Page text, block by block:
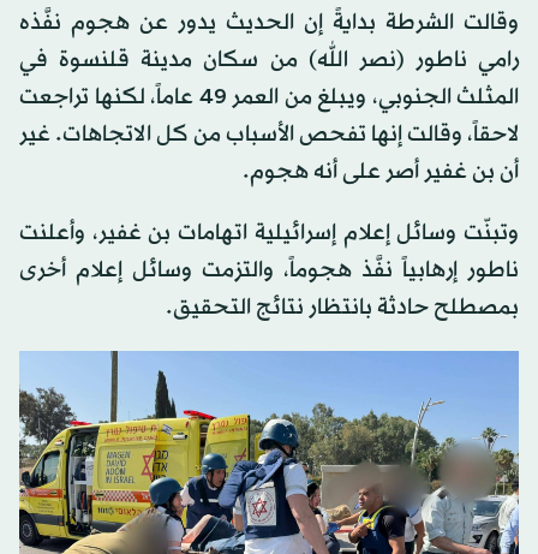
وقالت الشرطة بدايةً إن الحديث يدور عن هجوم نفَّذه
رامي ناطور (نصر الله) من سكان مدينة قلنسوة في
المثلث الجنوبي، ويبلغ من العمر 49 عاماً، لكنها تراجعت
لاحقاً، وقالت إنها تفحص الأسباب من كل الاتجاهات. غير
أن بن غفير أصر على أنه هجوم.
وتبنّت وسائل إعلام إسرائيلية اتهامات بن غفير، وأعلنت
ناطور إرهابياً نفَّذ هجوماً، والتزمت وسائل إعلام أخرى
بمصطلح حادثة بانتظار نتائج التحقيق.